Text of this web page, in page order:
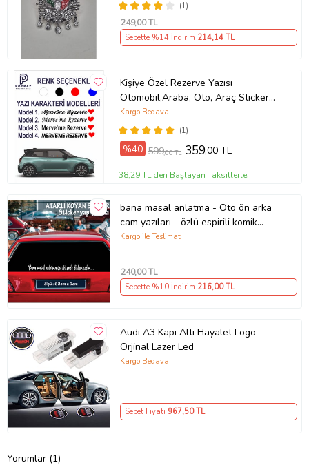
(1)
249,00 TL
Sepette %14 İndirim 214,14 TL
Kişiye Özel Rezerve Yazısı
Otomobil,Araba, Oto, Araç Sticker
(Parlak Beyaz)
(1)
Kargo Bedava
%40 599,00 TL 359,00 TL
38,29 TL'den Başlayan Taksitlerle
bana masal anlatma - Oto ön arka
cam yazıları - özlü espirili komik
türkçe koyan sözler
Kargo ile Teslimat
240,00 TL
Sepette %10 İndirim 216,00 TL
Audi A3 Kapı Altı Hayalet Logo
Orjinal Lazer Led
Kargo Bedava
Sepet Fiyatı 967,50 TL
Yorumlar (1)